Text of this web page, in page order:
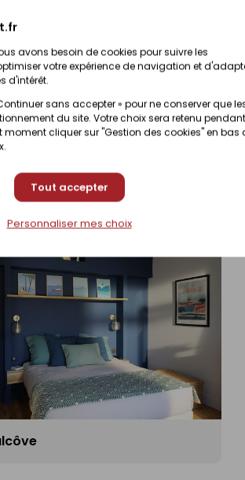
avons besoin de cookies pour suivre les
votre expérience de navigation et
d'intérêt.
sans accepter » pour ne conserver que
du site. Votre choix sera retenu pendant
moment cliquer sur "Gestion des cookies" en bas
Tout accepter
Personnaliser mes choix
Prix en magasin
(contactez votre
Prix en magasin
(contactez votre